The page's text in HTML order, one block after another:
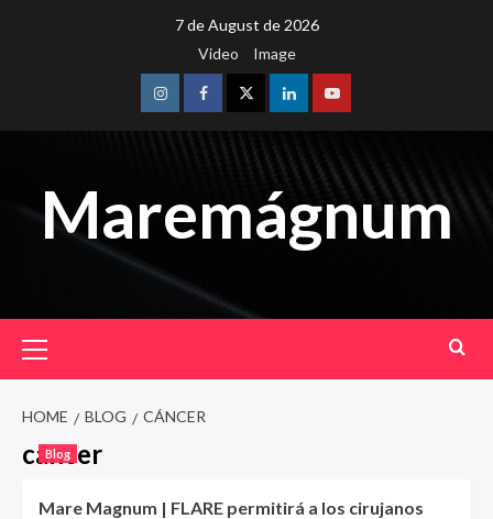
7 de August de 2026
Video
Image
InstagramFacebookTwitterLinkedinYoutube
Maremágnum
Menu
HOME BLOG CÁNCER
cáncer
Blog
Mare Magnum | FLARE permitirá a los cirujanos